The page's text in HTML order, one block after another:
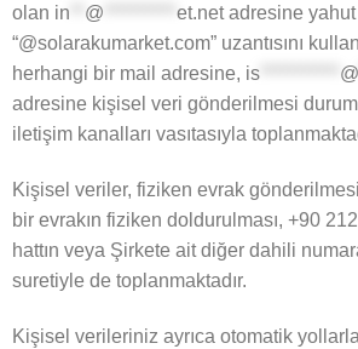
olan in @ et.netadresine yahut
“@solarakumarket.com” uzantısını
herhangi bir mail adresine, is*********** @
adresine kişisel veri gönderilmesi
iletişim kanalları vasıtasıyla
Kişisel veriler, fiziken evrak
bir evrakın fiziken doldurulması, +90
hattın veya Şirkete ait diğer dahili
suretiyle de toplanmaktadır.
Kişisel verileriniz ayrıca otomatik